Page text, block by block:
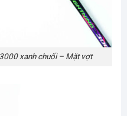
xanh chuối – Mặt vợt